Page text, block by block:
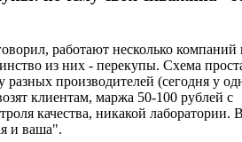
работают несколько компаний
из них - перекупы. Схема
разных производителей (сегодня у
клиентам, маржа 50-100 рублей с
качества, никакой лаборатории.
и ваша".